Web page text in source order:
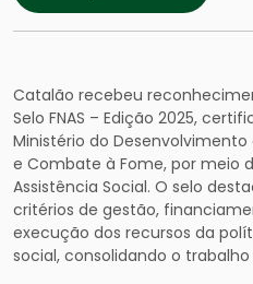
Catalão recebeu
Selo FNAS – Edição 2025,
Ministério do Desenvolvimento
e Combate à Fome, por meio
Assistência Social. O selo
critérios de gestão,
execução dos recursos da
social, consolidando o